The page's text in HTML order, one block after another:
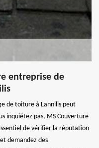
entreprise de
de toiture à Lannilis peut
inquiétez pas, MS Couverture
de vérifier la réputation
demandez des